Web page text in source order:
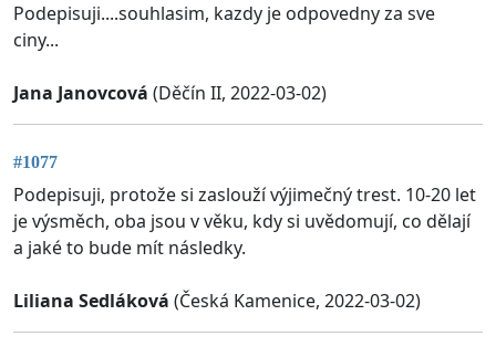
Podepisuji....souhlasim, kazdy je odpovedny za sve
ciny...
Jana Janovcová (Děčín II, 2022-03-02)
#1077
Podepisuji, protože si zaslouží výjimečný trest. 10-20 let
je výsměch, oba jsou v věku, kdy si uvědomují, co dělají
a jaké to bude mít následky.
Liliana Sedláková (Česká Kamenice, 2022-03-02)